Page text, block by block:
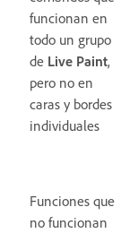
funcionan en
todo un grupo
de Live Paint,
pero no en
caras y bordes
individuales
Funciones que
no funcionan